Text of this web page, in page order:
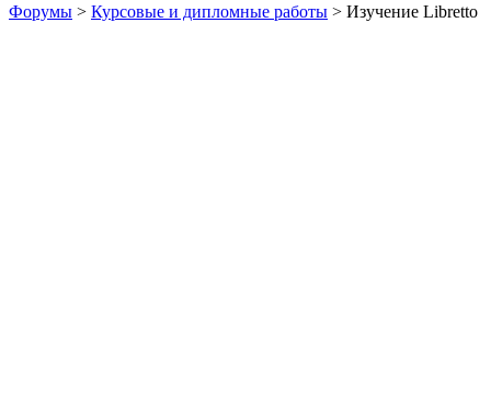
Форумы > Курсовые и дипломные работы > Изучение Libretto